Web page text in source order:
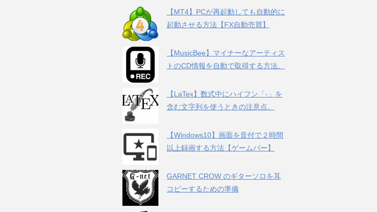
【MT4】PCが再起動しても自動的に
起動させる方法【FX自動売買】
【MusicBee】マイナーなアーティス
トのCD情報を自動で取得する方法。
【LaTex】数式中にハイフン「-」を
含む文字列を使うときの注意点。
【Windows10】画面を音付で２時間
以上録画する方法【ゲームバー】
GARNET CROW のギターソロを耳
コピーするための準備